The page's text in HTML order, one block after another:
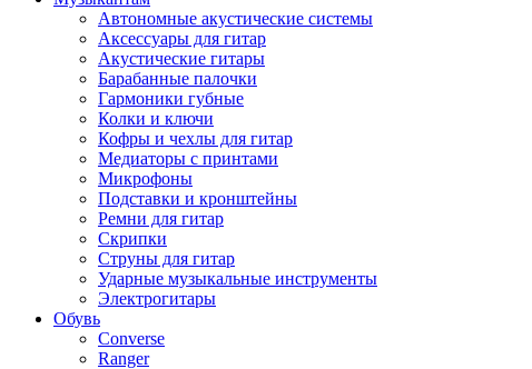
Автономные акустические системы
Аксессуары для гитар
Акустические гитары
Барабанные палочки
Гармоники губные
Колки и ключи
Кофры и чехлы для гитар
Медиаторы с принтами
Микрофоны
Подставки и кронштейны
Ремни для гитар
Скрипки
Струны для гитар
Ударные музыкальные инструменты
Электрогитары
Обувь
Converse
Ranger